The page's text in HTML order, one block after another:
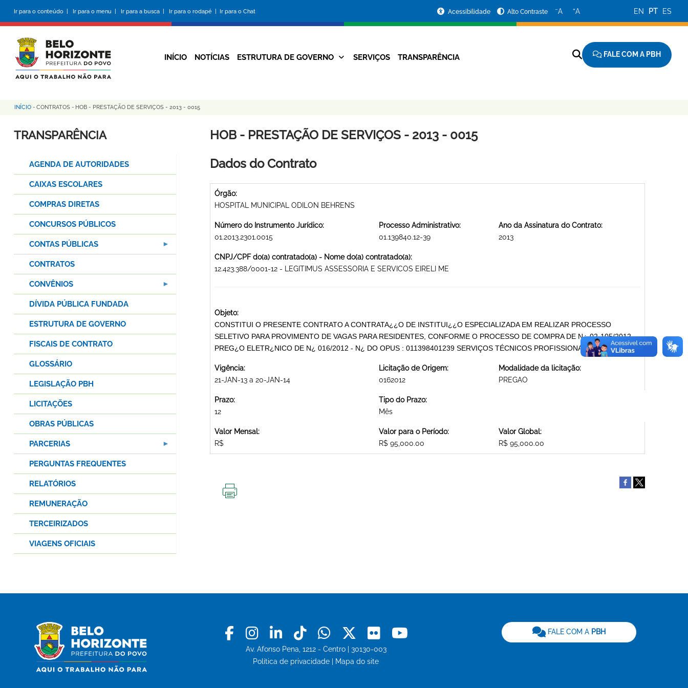
conteúdo
principal
Ir para o conteúdo | Ir para o menu | Ir para a busca | Ir para o rodapé | Ir para o Chat
da
Prefeitura
Acessibilidade Alto Contraste −A +A EN PT ES
Navegação
INÍCIO NOTÍCIAS ESTRUTURA DE GOVERNO SERVIÇOS TRANSPARÊNCIA FALE COM A PBH
Trilha
de
INÍCIO - CONTRATOS - HOB - PRESTAÇÃO DE SERVIÇOS - 2013 - 0015
HOB - PRESTAÇÃO DE SERVIÇOS - 2013 - 0015
Dados do Contrato
Órgão:
HOSPITAL MUNICIPAL ODILON BEHRENS
Número do Instrumento Jurídico:
01.2013.2301.0015
Processo Administrativo:
01.139840.12-39
Ano da Assinatura do Contrato:
2013
CNPJ/CPF do(a) contratado(a) - Nome do(a) contratado(a):
12.423.388/0001-12 - LEGITIMUS ASSESSORIA E SERVICOS EIRELI ME
Objeto:
CONSTITUI O PRESENTE CONTRATO A CONTRATA¿¿O DE INSTITUI¿¿O ESPECIALIZADA EM REALIZAR PROCESSO
SELETIVO PARA PROVIMENTO DE VAGAS PARA RESIDENTES, CONFORME O PROCESSO DE COMPRA DE N¿ 02-105/2012 -
PREG¿O ELETR¿NICO DE N¿ 016/2012 - N¿ DO OPUS : 011398401239 SERVIÇOS TÉCNICOS PROFISSIONAIS
Vigência:
21-JAN-13 a 20-JAN-14
Licitação de Origem:
0162012
Modalidade da licitação:
PREGAO
Prazo:
12
Tipo do Prazo:
Mês
Valor Mensal:
R$
Valor para o Período:
R$ 95,000.00
Valor Global:
R$ 95,000.00
TRANSPARÊNCIA
AGENDA DE AUTORIDADES
CAIXAS ESCOLARES
COMPRAS DIRETAS
CONCURSOS PÚBLICOS
CONTAS PÚBLICAS
CONTRATOS
CONVÊNIOS
DÍVIDA PÚBLICA FUNDADA
ESTRUTURA DE GOVERNO
FISCAIS DE CONTRATO
GLOSSÁRIO
LEGISLAÇÃO PBH
LICITAÇÕES
OBRAS PÚBLICAS
PARCERIAS
PERGUNTAS FREQUENTES
RELATÓRIOS
REMUNERAÇÃO
TERCEIRIZADOS
VIAGENS OFICIAIS
Facebook
Instagram
LinkedinTiktokWhatsapp
X Flickr
Av. Afonso Pena, 1212 - Centro | 30130-003
Política de privacidade
Mapa do site
FALE COM A PBH